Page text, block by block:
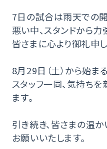
7日の試合は雨天での
悪い中、スタンドから
皆さまに心より御礼申
8月29日（土）から始ま
スタッフ一同、気持ち
ます。
引き続き、皆さまの温
お願いいたします。